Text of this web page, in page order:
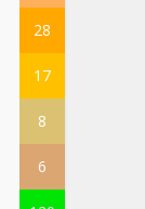
28
17
8
6